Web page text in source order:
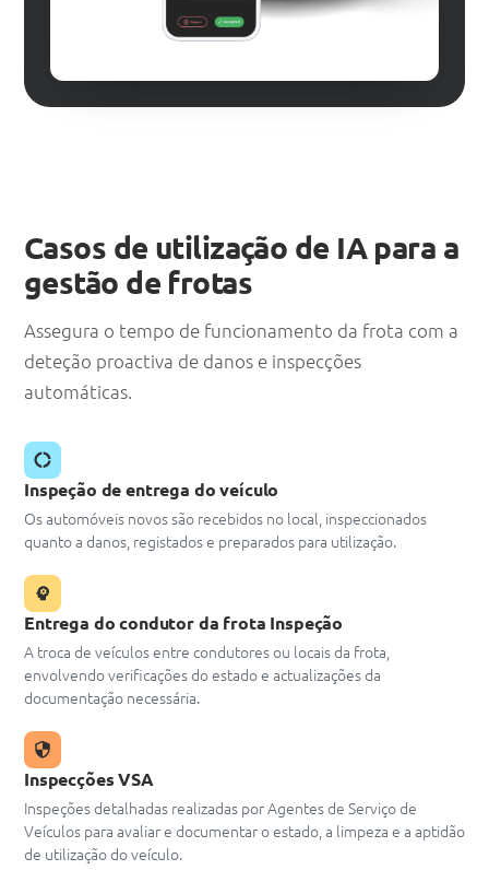
Casos de utilização de IA para a
gestão de frotas
Assegura o tempo de funcionamento da frota com a
deteção proactiva de danos e inspecções
automáticas.
Inspeção de entrega do veículo
Os automóveis novos são recebidos no local, inspeccionados
quanto a danos, registados e preparados para utilização.
Entrega do condutor da frota Inspeção
A troca de veículos entre condutores ou locais da frota,
envolvendo verificações do estado e actualizações da
documentação necessária.
Inspecções VSA
Inspeções detalhadas realizadas por Agentes de Serviço de
Veículos para avaliar e documentar o estado, a limpeza e a aptidão
de utilização do veículo.